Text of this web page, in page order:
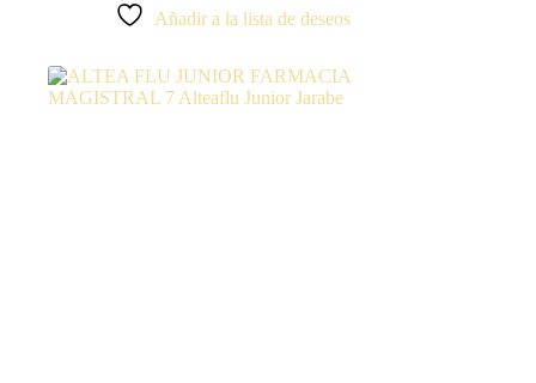
Añadir a la lista de deseos